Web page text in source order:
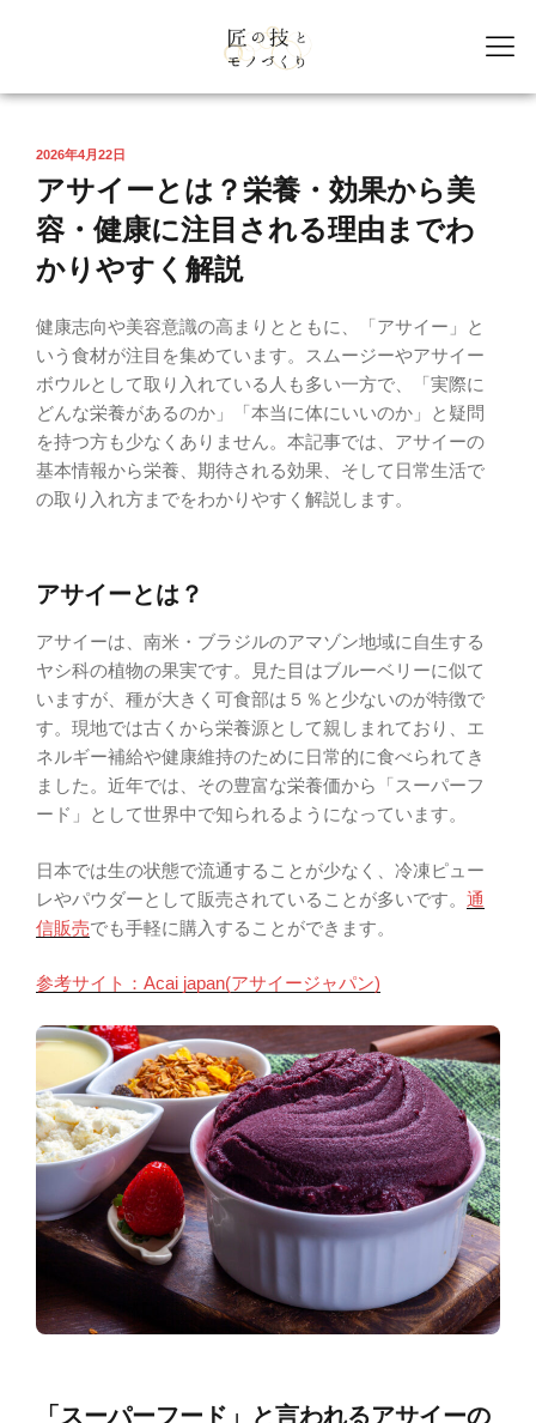
2026年4月22日
アサイーとは？栄養・効果から美
容・健康に注目される理由までわ
かりやすく解説
健康志向や美容意識の高まりとともに、「アサイー」と
いう食材が注目を集めています。スムージーやアサイー
ボウルとして取り入れている人も多い一方で、「実際に
どんな栄養があるのか」「本当に体にいいのか」と疑問
を持つ方も少なくありません。本記事では、アサイーの
基本情報から栄養、期待される効果、そして日常生活で
の取り入れ方までをわかりやすく解説します。
アサイーとは？
アサイーは、南米・ブラジルのアマゾン地域に自生する
ヤシ科の植物の果実です。見た目はブルーベリーに似て
いますが、種が大きく可食部は５％と少ないのが特徴で
す。現地では古くから栄養源として親しまれており、エ
ネルギー補給や健康維持のために日常的に食べられてき
ました。近年では、その豊富な栄養価から「スーパーフ
ード」として世界中で知られるようになっています。
日本では生の状態で流通することが少なく、冷凍ピュー
レやパウダーとして販売されていることが多いです。 通
信販売でも手軽に購入することができます。
参考サイト：Acai japan(アサイージャパン)
「スーパーフード」と言われるアサイーの